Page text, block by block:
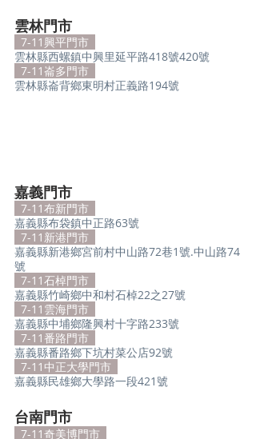
雲林門市
  7-11興平門市
雲林縣西螺鎮中興里延平路418號420號
  7-11崙多門市
雲林縣崙背鄉東明村正義路194號
嘉義門市
  7-11布新門市
嘉義縣布袋鎮中正路63號
  7-11新港門市
嘉義縣新港鄉宮前村中山路72巷1號.中山路74
號
  7-11石棹門市
嘉義縣竹崎鄉中和村石棹22之27號
  7-11雲海門市
嘉義縣中埔鄉隆興村十字路233號
  7-11番路門市
嘉義縣番路鄉下坑村菜公店92號
  7-11中正大學門市
嘉義縣民雄鄉大學路一段421號
台南門市
  7-11奇美博門市